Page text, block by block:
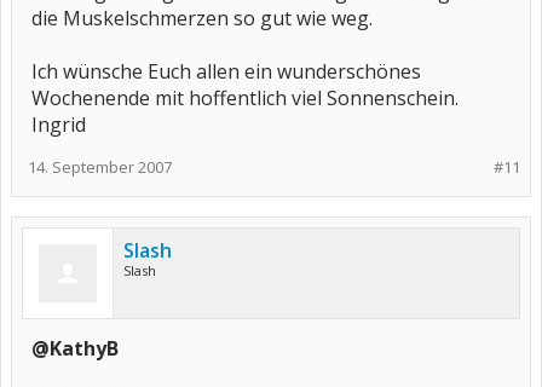
die Muskelschmerzen so gut wie weg.
Ich wünsche Euch allen ein wunderschönes
Wochenende mit hoffentlich viel Sonnenschein.
Ingrid
#11
14. September 2007
Slash
Slash
@KathyB